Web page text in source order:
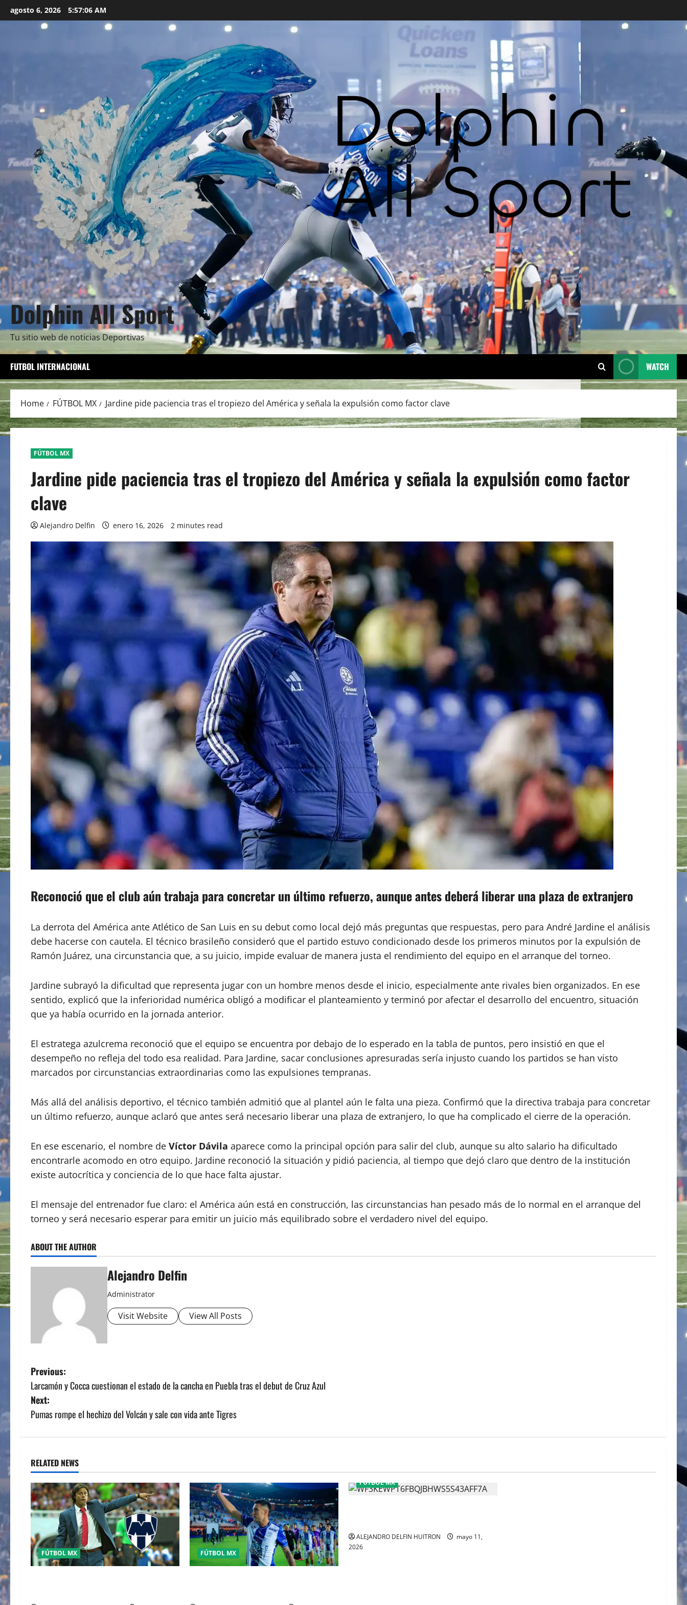
to
agosto 6, 2026 5:57:08 AM
Dolphin All Sport
Tu sitio web de noticias Deportivas
FUTBOL INTERNACIONAL WATCH
Home FÚTBOL MX Jardine pide paciencia tras el tropiezo del América y señala la expulsión como factor clave
FÚTBOL MX
Jardine pide paciencia tras el tropiezo del América y señala la expulsión como factor
clave
Alejandro Delfin enero 16, 2026 2 minutes read
Reconoció que el club aún trabaja para concretar un último refuerzo, aunque antes deberá liberar una plaza de extranjero
La derrota del América ante Atlético de San Luis en su debut como local dejó más preguntas que respuestas, pero para André Jardine el análisis
debe hacerse con cautela. El técnico brasileño consideró que el partido estuvo condicionado desde los primeros minutos por la expulsión de
Ramón Juárez, una circunstancia que, a su juicio, impide evaluar de manera justa el rendimiento del equipo en el arranque del torneo.
Jardine subrayó la dificultad que representa jugar con un hombre menos desde el inicio, especialmente ante rivales bien organizados. En ese
sentido, explicó que la inferioridad numérica obligó a modificar el planteamiento y terminó por afectar el desarrollo del encuentro, situación
que ya había ocurrido en la jornada anterior.
El estratega azulcrema reconoció que el equipo se encuentra por debajo de lo esperado en la tabla de puntos, pero insistió en que el
desempeño no refleja del todo esa realidad. Para Jardine, sacar conclusiones apresuradas sería injusto cuando los partidos se han visto
marcados por circunstancias extraordinarias como las expulsiones tempranas.
Más allá del análisis deportivo, el técnico también admitió que al plantel aún le falta una pieza. Confirmó que la directiva trabaja para concretar
un último refuerzo, aunque aclaró que antes será necesario liberar una plaza de extranjero, lo que ha complicado el cierre de la operación.
En ese escenario, el nombre de Víctor Dávila aparece como la principal opción para salir del club, aunque su alto salario ha dificultado
encontrarle acomodo en otro equipo. Jardine reconoció la situación y pidió paciencia, al tiempo que dejó claro que dentro de la institución
existe autocrítica y conciencia de lo que hace falta ajustar.
El mensaje del entrenador fue claro: el América aún está en construcción, las circunstancias han pesado más de lo normal en el arranque del
torneo y será necesario esperar para emitir un juicio más equilibrado sobre el verdadero nivel del equipo.
ABOUT THE AUTHOR
Alejandro Delfin
Administrator
Visit Website View All Posts
P
o
s
n
a
v
i
g
a
Previous:
Larcamón y Cocca cuestionan el estado de la cancha en Puebla tras el debut de Cruz Azul
Next:
Pumas rompe el hechizo del Volcán y sale con vida ante Tigres
RELATED NEWS
FÚTBOL MX FÚTBOL MX
FÚTBOL MX
ALEJANDRO DELFIN HUITRON
mayo 11,
2026